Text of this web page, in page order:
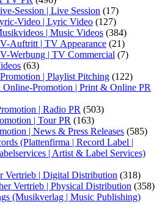
Session | Live Session (17)
Video | Lyric Video (127)
| Music Videos (384)
Auftritt | TV Appearance (21)
Werbung | TV Commercial (7)
(63)
| Playlist Pitching (122)
Promotion | Print & Online PR
| Radio PR (503)
| Tour PR (163)
| News & Press Releases (585)
(Plattenfirma | Record Label |
| Artist & Label Services)
Vertrieb | Digital Distribution (318)
Vertrieb | Physical Distribution (358)
(Musikverlag | Music Publishing)